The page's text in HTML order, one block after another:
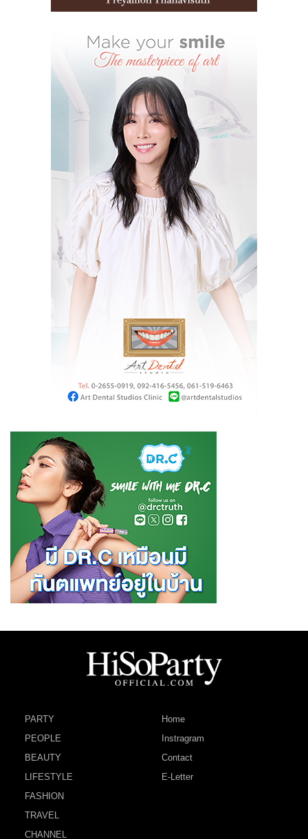
PARTY
PEOPLE
BEAUTY
LIFESTYLE
FASHION
TRAVEL
CHANNEL
Home
Instragram
Contact
E-Letter